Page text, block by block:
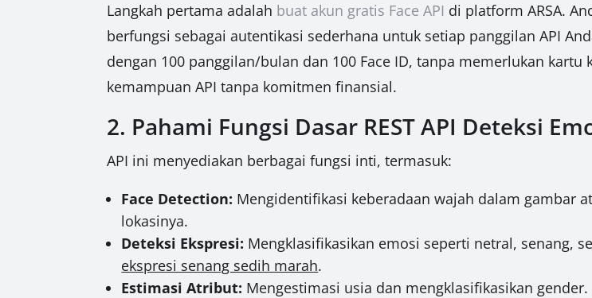
Langkah pertama adalah buat akun gratis Face API di platform ARSA.
berfungsi sebagai autentikasi sederhana untuk setiap panggilan API
dengan 100 panggilan/bulan dan 100 Face ID, tanpa memerlukan
kemampuan API tanpa komitmen finansial.
2. Pahami Fungsi Dasar REST API Deteksi
API ini menyediakan berbagai fungsi inti, termasuk:
Face Detection: Mengidentifikasi keberadaan wajah dalam gambar
lokasinya.
Deteksi Ekspresi: Mengklasifikasikan emosi seperti netral, senang,
ekspresi senang sedih marah.
Estimasi Atribut: Mengestimasi usia dan mengklasifikasikan gender.